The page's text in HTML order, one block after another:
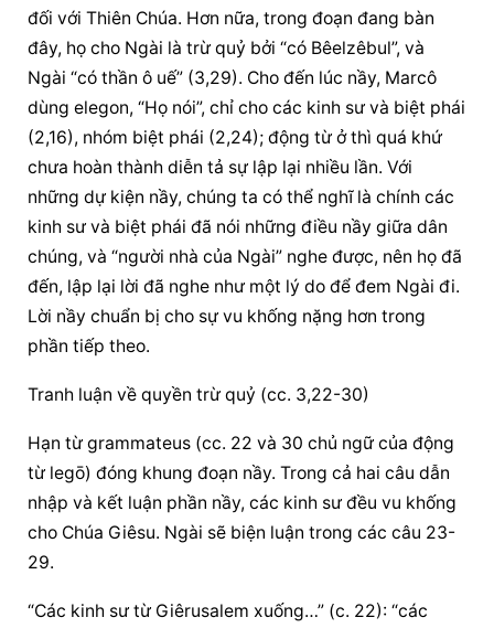
đối với Thiên Chúa. Hơn nữa, trong đoạn đang bàn
đây, họ cho Ngài là trừ quỷ bởi “có Bêelzêbul”, và
Ngài “có thần ô uế” (3,29). Cho đến lúc nầy, Marcô
dùng elegon, “Họ nói”, chỉ cho các kinh sư và biệt phái
(2,16), nhóm biệt phái (2,24); động từ ở thì quá khứ
chưa hoàn thành diễn tả sự lập lại nhiều lần. Với
những dự kiện nầy, chúng ta có thể nghĩ là chính các
kinh sư và biệt phái đã nói những điều nầy giữa dân
chúng, và “người nhà của Ngài” nghe được, nên họ đã
đến, lập lại lời đã nghe như một lý do để đem Ngài đi.
Lời nầy chuẩn bị cho sự vu khống nặng hơn trong
phần tiếp theo.
Tranh luận về quyền trừ quỷ (cc. 3,22-30)
Hạn từ grammateus (cc. 22 và 30 chủ ngữ của động
từ legō) đóng khung đoạn nầy. Trong cả hai câu dẫn
nhập và kết luận phần nầy, các kinh sư đều vu khống
cho Chúa Giêsu. Ngài sẽ biện luận trong các câu 23-
29.
“Các kinh sư từ Giêrusalem xuống…” (c. 22): “các